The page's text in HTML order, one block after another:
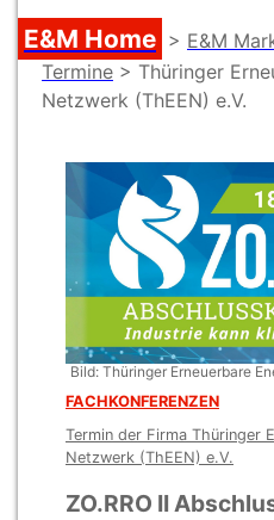
E&M Home > E&M
Termine > Thüringer
Netzwerk (ThEEN) e.V.
Bild: Thüringer Erneuerbare
FACHKONFERENZEN
Termin der Firma Thüringer
Netzwerk (ThEEN) e.V.
ZO.RRO II